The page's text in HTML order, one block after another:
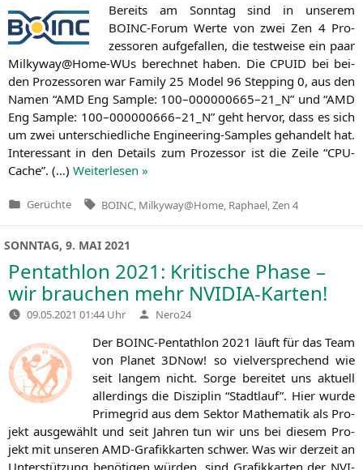
Bereits am Sonn­tag sind in unse­rem
BOINC-Forum Wer­te von zwei Zen 4 Pro­
zes­so­ren auf­ge­fal­len, die test­wei­se ein paar
Milkyway@Home-WUs berech­net haben. Die CPUID bei bei­
den Pro­zes­so­ren war Fami­ly 25 Model 96 Step­ping 0, aus den
Namen “AMD Eng Sam­ple: 100–000000665–21_N” und “AMD
Eng Sam­ple: 100–000000666–21_N” geht her­vor, dass es sich
um zwei unter­schied­li­che Engi­nee­ring-Samples gehan­delt hat.
Inter­es­sant in den Details zum Pro­zes­sor ist die Zei­le “CPU-
Cache”. (…) Wei­ter­le­sen »
Veröffentlicht
Gerüchte Tags:
BOINC Milkyway@Home Raphael Zen 4
SONNTAG, 9. MAI 2021
Pentathlon 2021: Kritische Phase –
wir brauchen mehr NVIDIA-Karten!
09.05.2021 01:44 Uhr Verfasst
von
Nero24
Der BOINC-Pent­ath­lon 2021 läuft für das Team
von Pla­net 3DNow! so viel­ver­spre­chend wie
seit lan­gem nicht. Sor­ge berei­tet uns aktu­ell
aller­dings die Dis­zi­plin “Stadt­lauf”. Hier wur­de
Prime­grid aus dem Sek­tor Mathe­ma­tik als Pro­
jekt aus­ge­wählt und seit Jah­ren tun wir uns bei die­sem Pro­
jekt mit unse­ren AMD-Gra­fik­kar­ten schwer. Was wir der­zeit an
Unter­stüt­zung benö­ti­gen wür­den, sind Gra­fik­kar­ten der NVI­